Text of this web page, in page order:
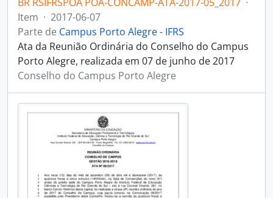
Item · 2017-06-07
Parte de Campus Porto Alegre - IFRS
Ata da Reunião Ordinária do Conselho do Campus
Porto Alegre, realizada em 07 de junho de 2017
Conselho do Campus Porto Alegre